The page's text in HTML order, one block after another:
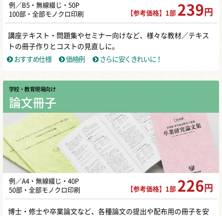
例／B5・無線綴じ・50P
100部・全部モノクロ印刷
【参考価格】1部 239 円
講座テキスト・問題集やセミナー向けなど、様々な教材／テキス
トの冊子作りとコストの見直しに。
おすすめ仕様
価格例 さらに安くきれいに！
学校・教育現場向け
論文冊子
例／A4・無線綴じ・40P
50部・全部モノクロ印刷
【参考価格】1部 226 円
博士・修士や卒業論文など、各種論文の提出や配布用の冊子を安